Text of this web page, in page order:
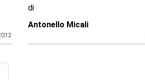
di
Antonello Micali